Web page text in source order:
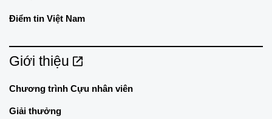
Điểm tin Việt Nam
Giới thiệu
Chương trình Cựu nhân viên
Giải thưởng